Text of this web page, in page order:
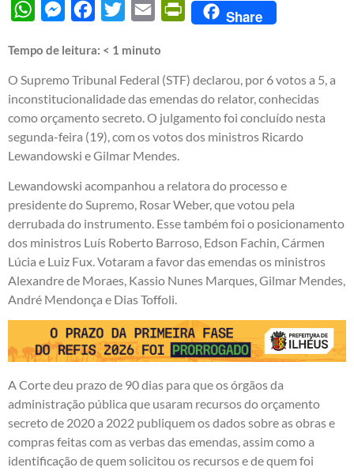
WhatsAppMessengerFacebook
Twitter Email PrintFriendly
Share
Tempo de leitura: < 1 minuto
O Supremo Tribunal Federal (STF) declarou, por 6 votos a 5, a
inconstitucionalidade das emendas do relator, conhecidas
como orçamento secreto. O julgamento foi concluído nesta
segunda-feira (19), com os votos dos ministros Ricardo
Lewandowski e Gilmar Mendes.
Lewandowski acompanhou a relatora do processo e
presidente do Supremo, Rosar Weber, que votou pela
derrubada do instrumento. Esse também foi o posicionamento
dos ministros Luís Roberto Barroso, Edson Fachin, Cármen
Lúcia e Luiz Fux. Votaram a favor das emendas os ministros
Alexandre de Moraes, Kassio Nunes Marques, Gilmar Mendes,
André Mendonça e Dias Toffoli.
A Corte deu prazo de 90 dias para que os órgãos da
administração pública que usaram recursos do orçamento
secreto de 2020 a 2022 publiquem os dados sobre as obras e
compras feitas com as verbas das emendas, assim como a
identificação de quem solicitou os recursos e de quem foi